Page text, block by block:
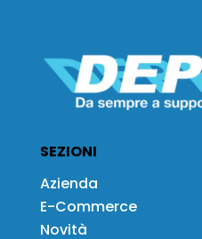
SEZIONI
Azienda
E-Commerce
Novità